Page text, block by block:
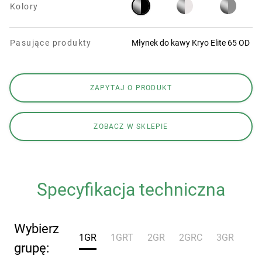
Kolory
Pasujące produkty Młynek do kawy Kryo Elite 65 OD
ZAPYTAJ O PRODUKT
ZOBACZ W SKLEPIE
Specyfikacja techniczna
Wybierz
grupę:
1GR 1GRT 2GR 2GRC 3GR